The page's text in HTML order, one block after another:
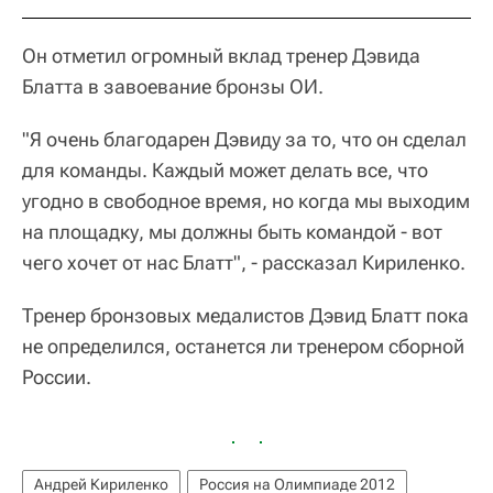
Он отметил огромный вклад тренер Дэвида
Блатта в завоевание бронзы ОИ.
"Я очень благодарен Дэвиду за то, что он сделал
для команды. Каждый может делать все, что
угодно в свободное время, но когда мы выходим
на площадку, мы должны быть командой - вот
чего хочет от нас Блатт", - рассказал Кириленко.
Тренер бронзовых медалистов Дэвид Блатт пока
не определился, останется ли тренером сборной
России.
Андрей Кириленко
Россия на Олимпиаде 2012